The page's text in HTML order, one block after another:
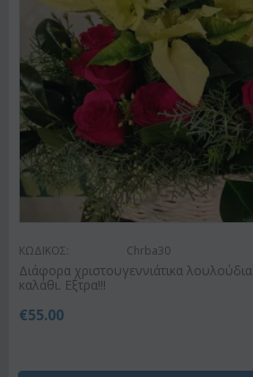
ΚΩΔΙΚΟΣ: Chrba30
Διάφορα χριστουγεννιάτικα
καλάθι. Εξτρα!!!
€55.00